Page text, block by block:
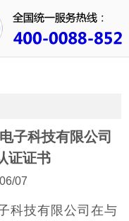
子科技有限公司
证证书
07
技有限公司在与